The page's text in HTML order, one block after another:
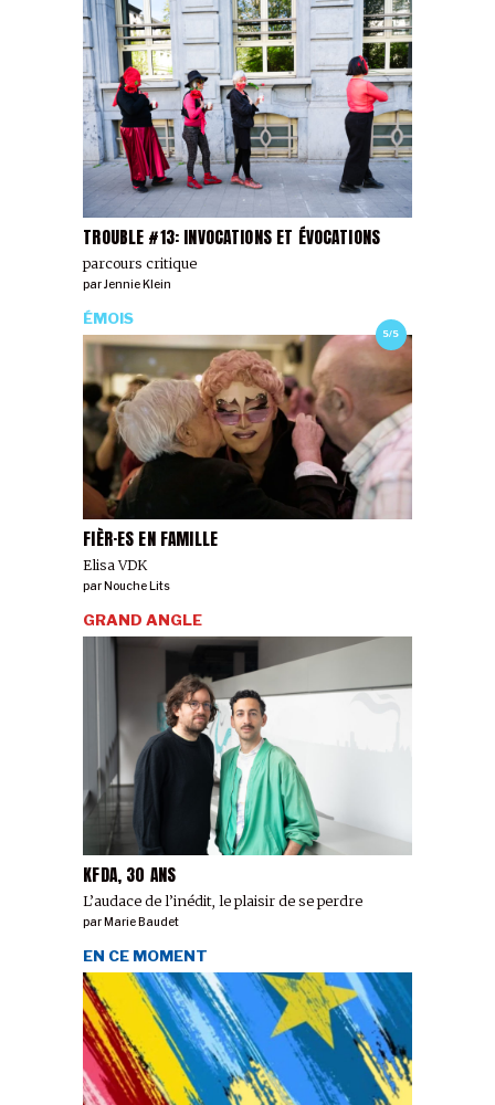
TROUBLE #13: INVOCATIONS ET ÉVOCATIONS
parcours critique
parJennie Klein
5/5
FIÈR·ES EN FAMILLE
Elisa VDK
ÉMOIS
parNouche Lits
KFDA, 30 ANS
L’audace de l’inédit, le plaisir de se perdre
GRAND ANGLE
par Marie Baudet
EN CE MOMENT